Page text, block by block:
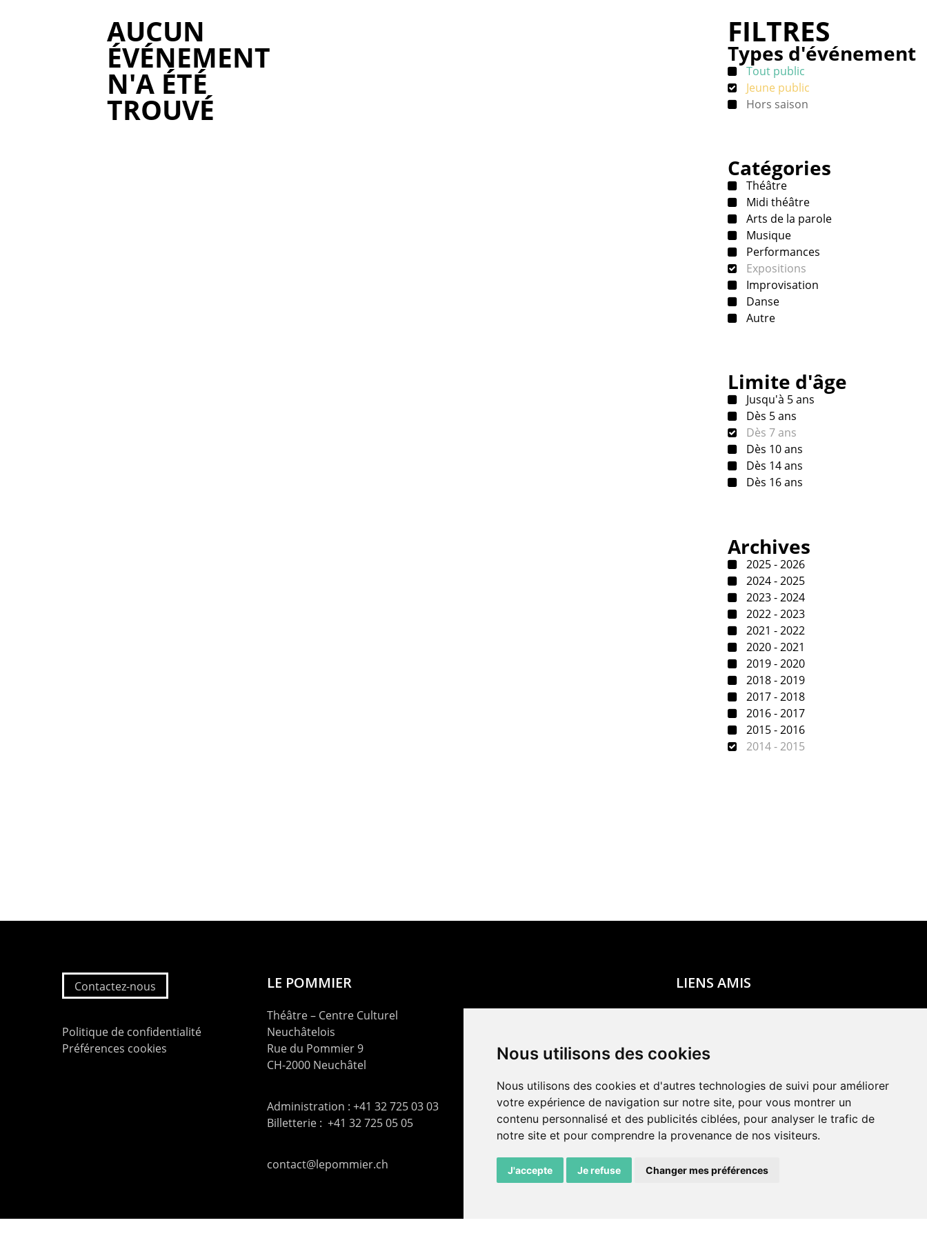
Nous utilisons des cookies
Nous utilisons des cookies et d'autres technologies de suivi pour améliorer
votre expérience de navigation sur notre site, pour vous montrer un
contenu personnalisé et des publicités ciblées, pour analyser le trafic de
notre site et pour comprendre la provenance de nos visiteurs.
J'accepte Je refuse Changer mes préférences
AUCUN
ÉVÉNEMENT
N'A ÉTÉ
TROUVÉ
FILTRES
Types d'événement
Tout public
Jeune public
Hors saison
Catégories
Théâtre
Midi théâtre
Arts de la parole
Musique
Performances
Expositions
Improvisation
Danse
Autre
Limite d'âge
Jusqu'à 5 ans
Dès 5 ans
Dès 7 ans
Dès 10 ans
Dès 14 ans
Dès 16 ans
Archives
2025 - 2026
2024 - 2025
2023 - 2024
2022 - 2023
2021 - 2022
2020 - 2021
2019 - 2020
2018 - 2019
2017 - 2018
2016 - 2017
2015 - 2016
2014 - 2015
Contactez-nous
Politique de confidentialité
Préférences cookies
LE POMMIER
Théâtre – Centre Culturel
Neuchâtelois
Rue du Pommier 9
CH-2000 Neuchâtel
Administration : +41 32 725 03 03
Billetterie : +41 32 725 05 05
contact@lepommier.ch
LIENS AMIS